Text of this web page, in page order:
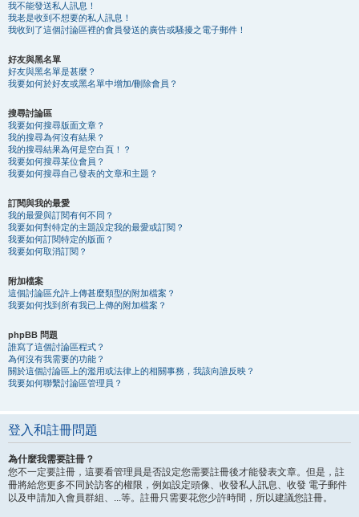
我不能發送私人訊息！
我老是收到不想要的私人訊息！
我收到了這個討論區裡的會員發送的廣告或騷擾之電子郵件！
好友與黑名單
好友與黑名單是甚麼？
我要如何於好友或黑名單中增加/刪除會員？
搜尋討論區
我要如何搜尋版面文章？
我的搜尋為何沒有結果？
我的搜尋結果為何是空白頁！？
我要如何搜尋某位會員？
我要如何搜尋自己發表的文章和主題？
訂閱與我的最愛
我的最愛與訂閱有何不同？
我要如何對特定的主題設定我的最愛或訂閱？
我要如何訂閱特定的版面？
我要如何取消訂閱？
附加檔案
這個討論區允許上傳甚麼類型的附加檔案？
我要如何找到所有我已上傳的附加檔案？
phpBB 問題
誰寫了這個討論區程式？
為何沒有我需要的功能？
關於這個討論區上的濫用或法律上的相關事務，我該向誰反映？
我要如何聯繫討論區管理員？
登入和註冊問題
為什麼我需要註冊？
您不一定要註冊，這要看管理員是否設定您需要註冊後才能發表文章。但是，註
冊將給您更多不同於訪客的權限，例如設定頭像、收發私人訊息、收發 電子郵件
以及申請加入會員群組、...等。註冊只需要花您少許時間，所以建議您註冊。